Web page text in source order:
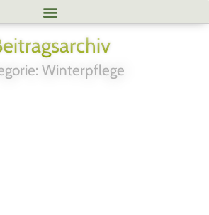
Winterpflege